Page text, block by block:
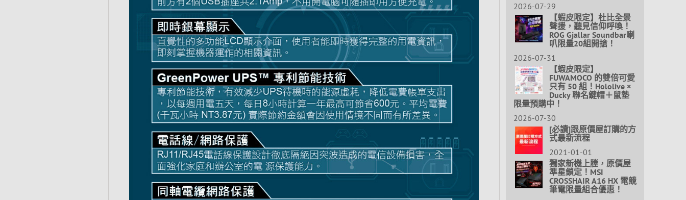
2026-07-29
【蝦皮限定】杜比全景
聲援，聽見信仰呼喚！
ROG Gjallar Soundbar喇
叭限量20組開搶！
2026-07-31
【蝦皮限定】
FUWAMOCO 的雙倍可愛
只有 50 組！Hololive ×
Ducky 聯名鍵帽＋鼠墊
限量預購中！
2026-07-30
[必讀]跟原價屋訂購的方
式最新流程
2021-01-01
獨家新機上膛，原價屋
準星鎖定！MSI
CROSSHAIR A16 HX 電競
筆電限量組合優惠！